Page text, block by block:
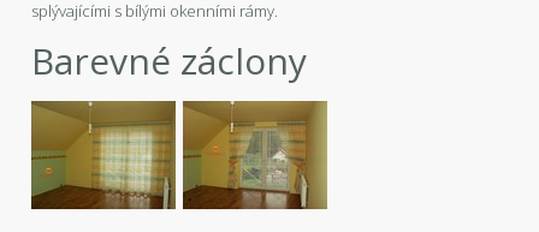
splývajícími s bílými okenními rámy.
Barevné záclony